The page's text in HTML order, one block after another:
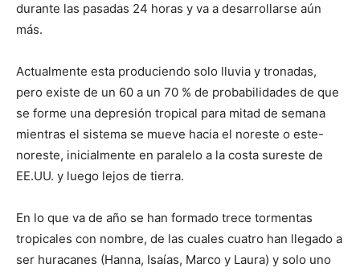
durante las pasadas 24 horas y va a desarrollarse aún
más.
Actualmente esta produciendo solo lluvia y tronadas,
pero existe de un 60 a un 70 % de probabilidades de que
se forme una depresión tropical para mitad de semana
mientras el sistema se mueve hacia el noreste o este-
noreste, inicialmente en paralelo a la costa sureste de
EE.UU. y luego lejos de tierra.
En lo que va de año se han formado trece tormentas
tropicales con nombre, de las cuales cuatro han llegado a
ser huracanes (Hanna, Isaías, Marco y Laura) y solo uno